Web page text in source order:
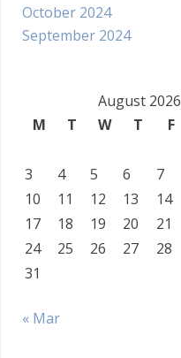
October 2024
September 2024
August 2026
M
T W T F
3
4 5 6 7
10
11 12 13 14
17
18 19 20 21
24
25 26 27 28
31
« Mar